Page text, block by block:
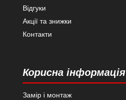
Відгуки
Акції та знижки
Контакти
Корисна інформація
Замір і монтаж